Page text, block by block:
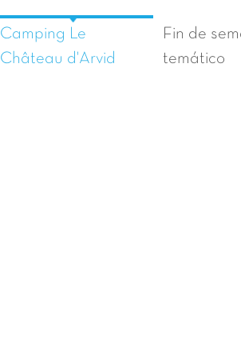
Camping Le
Château d'Arvid
Fin de
temático